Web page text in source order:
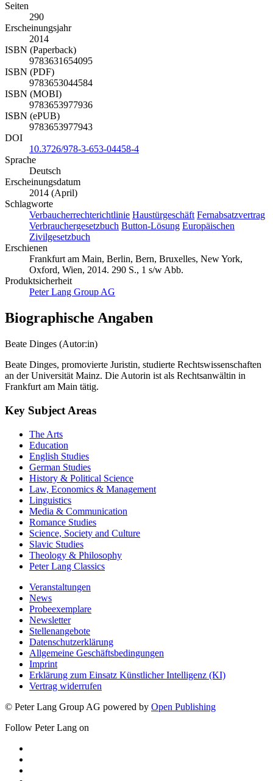
Seiten
290
Erscheinungsjahr
2014
ISBN (Paperback)
9783631654095
ISBN (PDF)
9783653044584
ISBN (MOBI)
9783653977936
ISBN (ePUB)
9783653977943
DOI
10.3726/978-3-653-04458-4
Sprache
Deutsch
Erscheinungsdatum
2014 (April)
Schlagworte
Verbaucherrechterichtlinie Haustürgeschäft Fernabsatzvertrag
Verbrauchergesetzbuch Button-Lösung Europäischen
Zivilgesetzbuch
Erschienen
Frankfurt am Main, Berlin, Bern, Bruxelles, New York,
Oxford, Wien, 2014. 290 S., 1 s/w Abb.
Produktsicherheit
Peter Lang Group AG
Biographische Angaben
Beate Dinges (Autor:in)
Beate Dinges, promovierte Juristin, studierte Rechtswissenschaften
an der Universität Mainz. Die Autorin ist als Rechtsanwältin in
Frankfurt am Main tätig.
Key Subject Areas
The Arts
Education
English Studies
German Studies
History & Political Science
Law, Economics & Management
Linguistics
Media & Communication
Romance Studies
Science, Society and Culture
Slavic Studies
Theology & Philosophy
Peter Lang Classics
Veranstaltungen
News
Probeexemplare
Newsletter
Stellenangebote
Datenschutzerklärung
Allgemeine Geschäftsbedingungen
Imprint
Erklärung zum Einsatz Künstlicher Intelligenz (KI)
Vertrag widerrufen
© Peter Lang Group AG powered by Open Publishing
Follow Peter Lang on